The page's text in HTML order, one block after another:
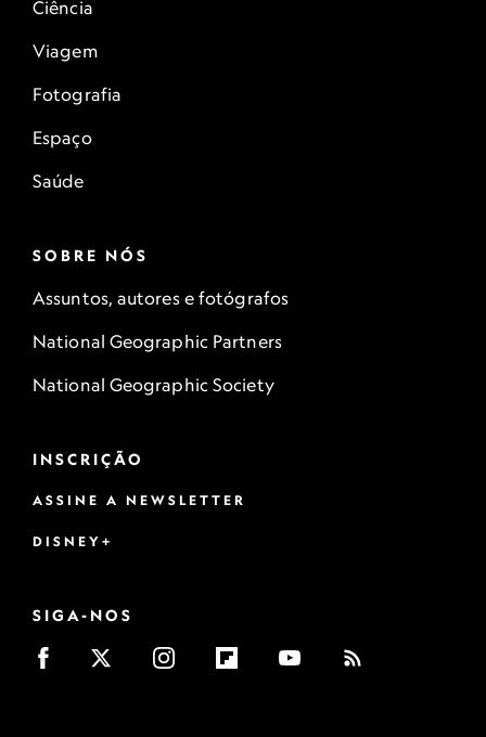
Ciência
Viagem
Fotografia
Espaço
Saúde
SOBRE NÓS
Assuntos, autores e fotógrafos
National Geographic Partners
National Geographic Society
INSCRIÇÃO
ASSINE A NEWSLETTER
DISNEY+
SIGA-NOS